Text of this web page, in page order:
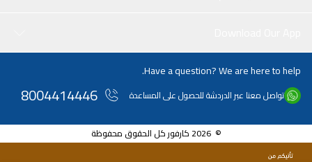
Have a question? We are here to help.
تواصل معنا عبر الدردشة للحصول على المساعدة 8004414446
© 2026 كارفور كل الحقوق محفوظة